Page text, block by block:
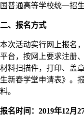
国普通高等学校统一招生
二、报名方式
本次活动实行网上报名
平台，按网上要求注册
材料扫描件，打印、盖
生新春学堂申请表》。
料。
报名时间：2019年12月